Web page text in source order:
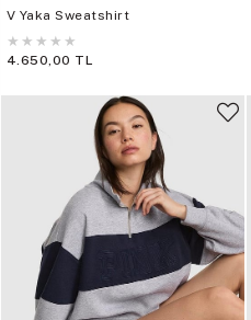
V Yaka Sweatshirt
★ ★ ★ ★ ★
4.650,00 TL